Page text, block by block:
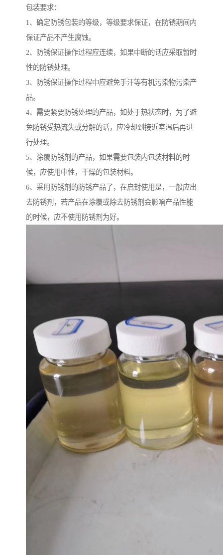
包装要求：
1、确定防锈包装的等级，等级要求保证，在防锈期间内
保证产品不产生腐蚀。
2、防锈保证操作过程应连续，如果中断的话应采取暂时
性的防锈处理。
3、防锈保证操作过程中应避免手汗等有机污染物污染产
品。
4、需要紧要防锈处理的产品，如处于热状态时，为了避
免防锈受热流失或分解的话，应冷却到接近室温后再进
行处理。
5、涂覆防锈剂的产品，如果需要包装内包装材料的时
候，应使用中性，干燥的包装材料。
6、采用防锈剂的防锈产品了，在启封使用是，一般应出
去防锈剂，若产品在涂覆或除去防锈剂会影响产品性能
的时候，应不使用防锈剂为好。